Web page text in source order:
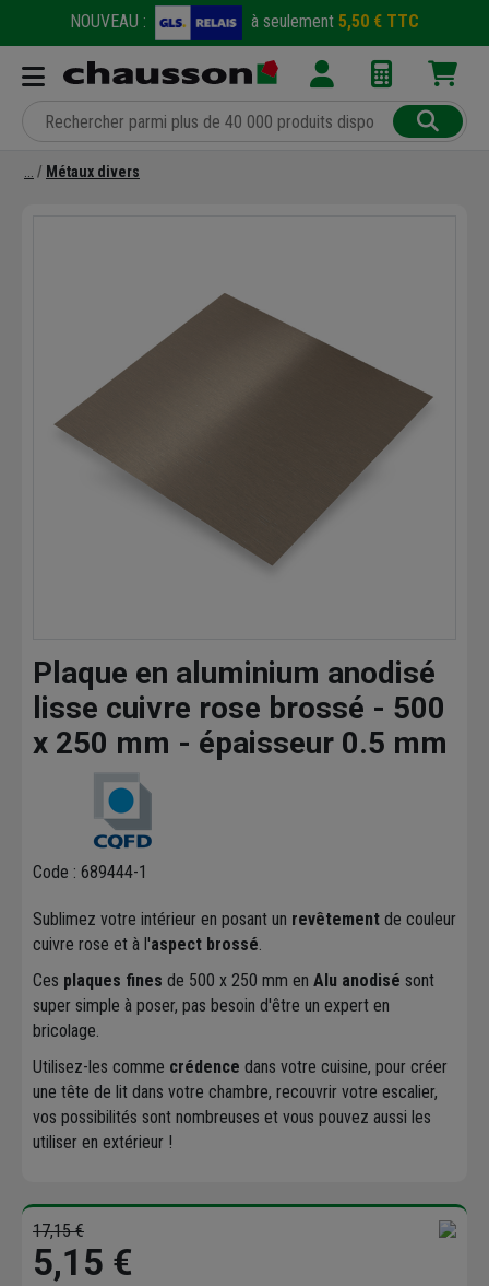
NOUVEAU : à seulement 5,50 € TTC
Métaux divers
Plaque en aluminium anodisé
lisse cuivre rose brossé - 500
x 250 mm - épaisseur 0.5 mm
Code : 689444-1
Sublimez votre intérieur en posant un revêtement de couleur
cuivre rose et à l'aspect brossé.
Ces plaques fines de 500 x 250 mm en Alu anodisé sont
super simple à poser, pas besoin d'être un expert en
bricolage.
Utilisez-les comme crédence dans votre cuisine, pour créer
une tête de lit dans votre chambre, recouvrir votre escalier,
vos possibilités sont nombreuses et vous pouvez aussi les
utiliser en extérieur !
17,15 €
5,15 €